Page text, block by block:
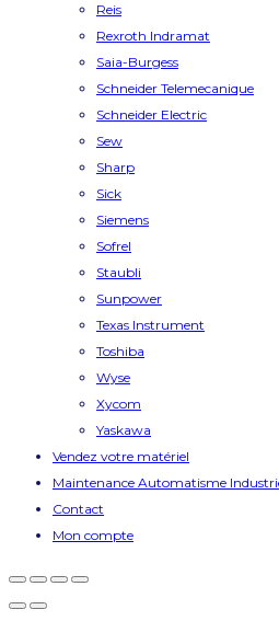
Reis
Rexroth Indramat
Saia-Burgess
Schneider Telemecanique
Schneider Electric
Sew
Sharp
Sick
Siemens
Sofrel
Staubli
Sunpower
Texas Instrument
Toshiba
Wyse
Xycom
Yaskawa
Vendez votre matériel
Maintenance Automatisme
Contact
Mon compte